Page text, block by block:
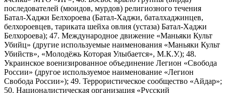
последователей (мюидов, мурдов) религиозного течения
Батал-Хаджи Белхороева (Батал-Хаджи, баталхаджинцев,
белхороевцев, тариката шейха овлия (устаза) Батал-Хаджи
Белхороева); 47. Международное движение «Маньяки Культ
Убийц» (другие используемые наименования «Маньяки Культ
Убийств», «Молодёжь Которая Улыбается», М.К.У.); 48.
Украинское военизированное объединение Легион «Свобода
России» (другое используемое наименование «Легион
Свобода России»); 49. Террористическое сообщество «Айдар»;
50. Националистическая организация «Русский